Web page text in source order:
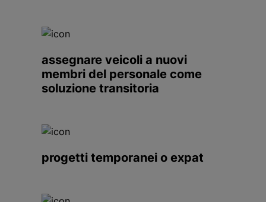
assegnare veicoli a nuovi
membri del personale come
soluzione transitoria
progetti temporanei o expat